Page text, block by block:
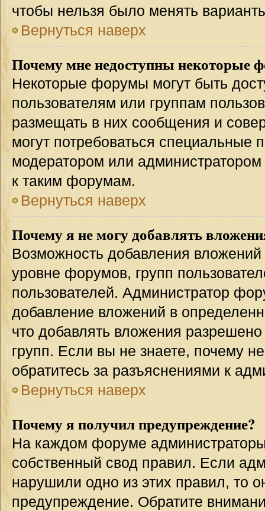
чтобы нельзя было менять
Вернуться наверх
Почему мне недоступны некоторые
Некоторые форумы могут быть
пользователям или группам
размещать в них сообщения и
могут потребоваться специальные
модератором или
к таким форумам.
Вернуться наверх
Почему я не могу добавлять
Возможность добавления
уровне форумов, групп
пользователей. Администратор
добавление вложений в
что добавлять вложения
групп. Если вы не знаете, почему
обратитесь за разъяснениями к
Вернуться наверх
Почему я получил предупреждение?
На каждом форуме
собственный свод правил. Если
нарушили одно из этих правил, то
предупреждение. Обратите